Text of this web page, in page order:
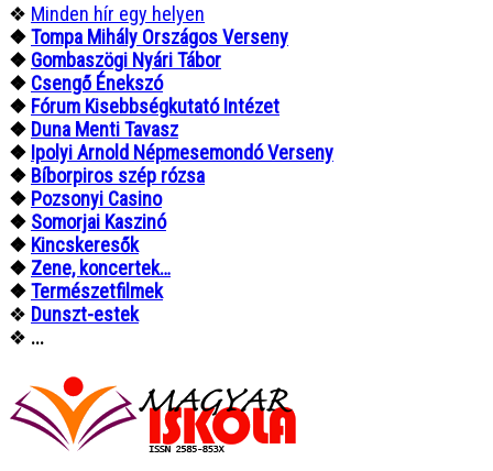
❖ Minden hír egy helyen
❖Tompa Mihály Országos Verseny
❖ Gombaszögi Nyári Tábor
❖ Csengő Énekszó
❖ Fórum Kisebbségkutató Intézet
❖ Duna Menti Tavasz
❖ Ipolyi Arnold Népmesemondó Verseny
❖ Bíborpiros szép rózsa
❖ Pozsonyi Casino
❖ Somorjai Kaszinó
❖ Kincskeresők
❖ Zene, koncertek…
❖Természetfilmek
❖ Dunszt-estek
❖ ...